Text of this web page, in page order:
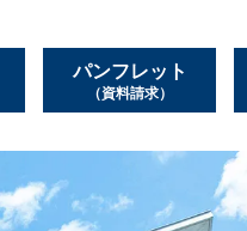
パンフレット
（資料請求）